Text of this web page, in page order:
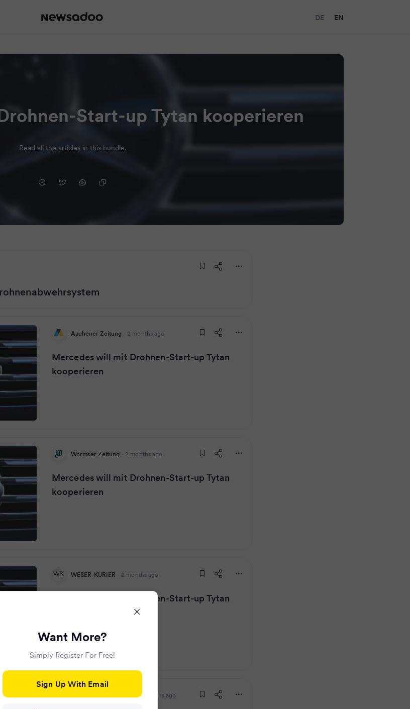
DE EN
Start-up Tytan kooperieren
Read all the articles in this bundle.
Aachener Zeitung · 2 months ago
Mercedes will mit Drohnen-Start-up Tytan
kooperieren
Wormser Zeitung · 2 months ago
Mercedes will mit Drohnen-Start-up Tytan
kooperieren
WESER-KURIER · 2 months ago
Mercedes will mit Drohnen-Start-up Tytan
2 months ago
Want More?
Simply Register For Free!
Sign Up With Email